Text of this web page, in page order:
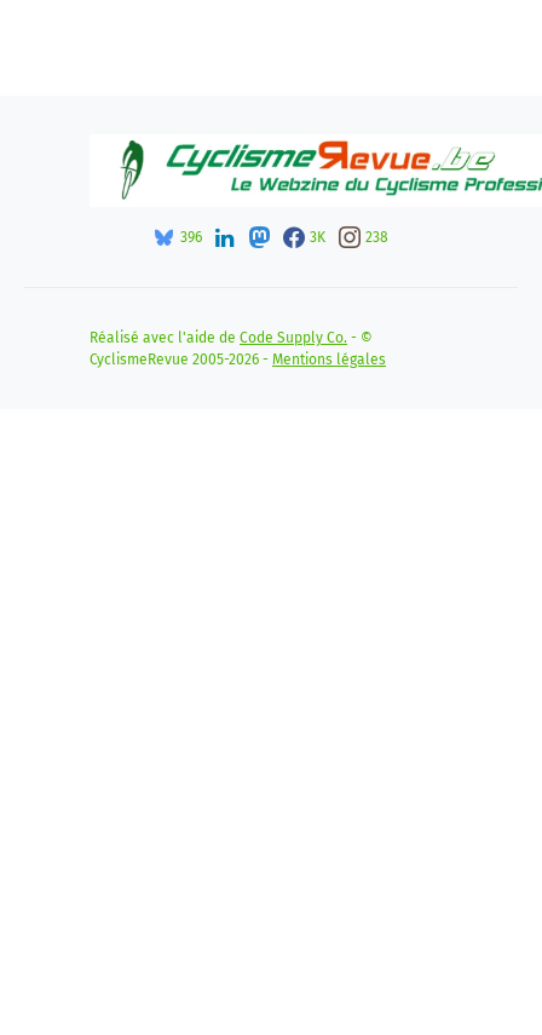
396 3K 238
Réalisé avec l'aide de Code Supply Co. - ©
CyclismeRevue 2005-2026 - Mentions légales